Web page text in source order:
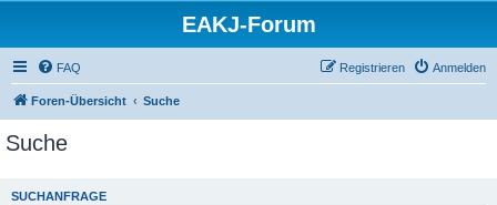
EAKJ-Forum
FAQ Anmelden
Registrieren
Foren-Übersicht Suche
Suche
SUCHANFRAGE